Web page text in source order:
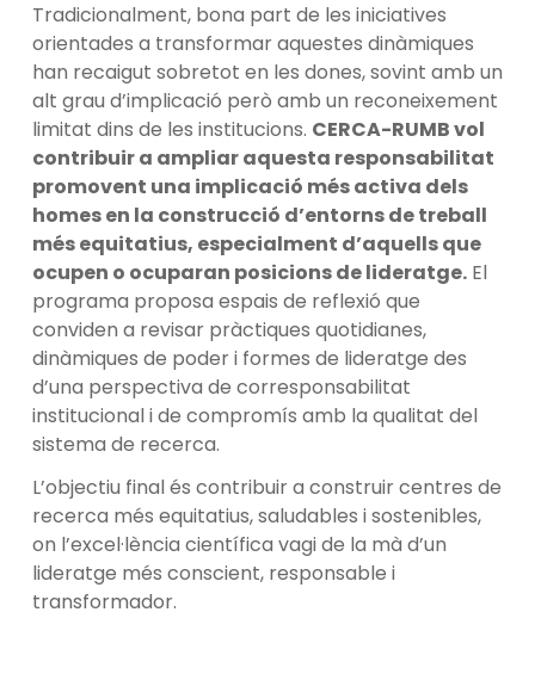
Tradicionalment, bona part de les iniciatives
orientades a transformar aquestes dinàmiques
han recaigut sobretot en les dones, sovint amb un
alt grau d’implicació però amb un reconeixement
limitat dins de les institucions. CERCA-RUMB vol
contribuir a ampliar aquesta responsabilitat
promovent una implicació més activa dels
homes en la construcció d’entorns de treball
més equitatius, especialment d’aquells que
ocupen o ocuparan posicions de lideratge.El
programa proposa espais de reflexió que
conviden a revisar pràctiques quotidianes,
dinàmiques de poder i formes de lideratge des
d’una perspectiva de corresponsabilitat
institucional i de compromís amb la qualitat del
sistema de recerca.
L’objectiu final és contribuir a construir centres de
recerca més equitatius, saludables i sostenibles,
on l’excel·lència científica vagi de la mà d’un
lideratge més conscient, responsable i
transformador.